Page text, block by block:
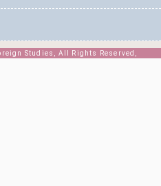
Studies, All Rights Reserved,